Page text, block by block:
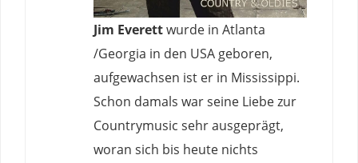
Jim Everettwurde in Atlanta
/Georgia in den USA geboren,
aufgewachsen ist er in Mississippi.
Schon damals war seine Liebe zur
Countrymusic sehr ausgeprägt,
woran sich bis heute nichts